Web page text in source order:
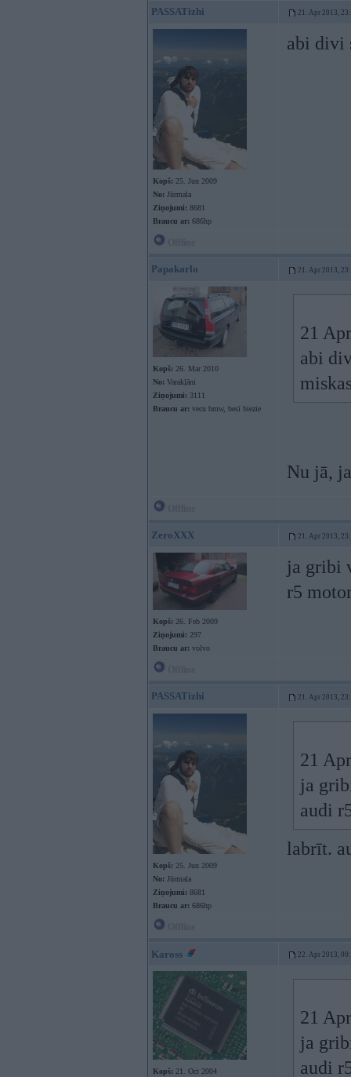
PASSATizhi 21. Apr 2013,
Kopš: 25. Jun 2009
No: Jūrmala
Ziņojumi: 8681
Braucu ar: 686hp
abi divi
Papakarlo 21. Apr 2013,
Kopš: 26. Mar 2010
No: Varakļāni
Ziņojumi: 3111
Braucu ar: vecu bmw, besī biezie
21
abi
Nu jā,
ZeroXXX 21. Apr 2013,
Kopš: 26. Feb 2009
Ziņojumi: 297
Braucu ar: volvo
ja gribi
r5
PASSATizhi 21. Apr 2013,
Kopš: 25. Jun 2009
No: Jūrmala
Ziņojumi: 8681
Braucu ar: 686hp
21
ja
audi
labrīt.
Kaross 22. Apr 2013,
Kopš: 21. Oct 2004
21
ja
audi